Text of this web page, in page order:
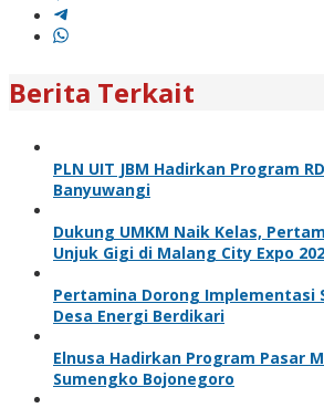
Berita Terkait
PLN UIT JBM Hadirkan Program
Banyuwangi
Dukung UMKM Naik Kelas,
Unjuk Gigi di Malang City Expo
Pertamina Dorong Implementasi
Desa Energi Berdikari
Elnusa Hadirkan Program Pasar
Sumengko Bojonegoro